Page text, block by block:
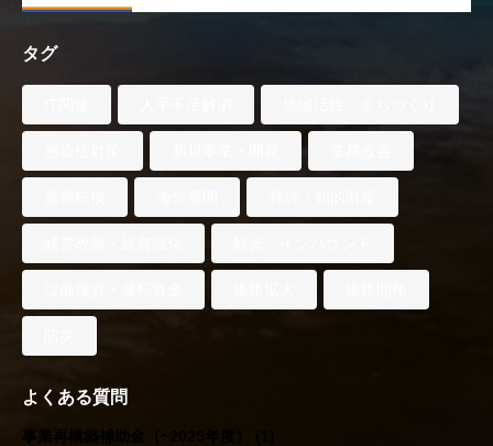
タグ
よくある質問
事業再構築補助金（~2025年度）